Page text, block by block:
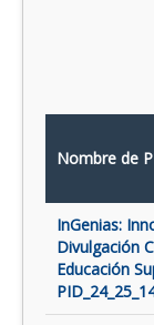
Nombre de
InGenias:
Divulgación
Educación